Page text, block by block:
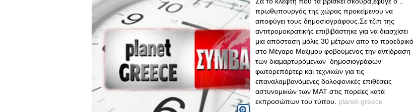
πρωθυπουργός της χώρας προκείμενου να
αποφύγει τους δημοσιογράφους.Σε τζιπ της
αντιτρομοκρατικής επιβιβάστηκε για να διασχίσει
μια απόσταση μόλις 30 μέτρων απο το προεδρικό
στο Μέγαρο Μαξιμου φοβούμενος την αντίδραση
των διαμαρτυρόμενων δημοσιογράφων
φωτορεπόρτερ και τεχνικών για τις
επαναλαμβανόμενες δολοφονικές επιθέσεις
αστυνομικών των ΜΑΤ στις πορείες κατά
εκπροσώπων του τύπου. planet-greece